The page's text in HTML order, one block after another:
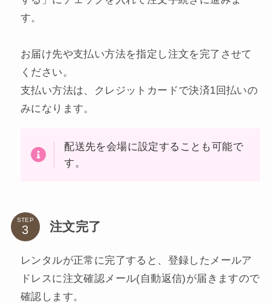
す。
お届け先や支払い方法を指定し注文を完了させて
ください。
支払い方法は、クレジットカードで決済1回払いの
みになります。
配送先を会場に設定することも可能で
す。
STEP 注文完了
レンタルが正常に完了すると、登録したメールア
ドレスに注文確認メール(自動返信)が届きますので
確認します。